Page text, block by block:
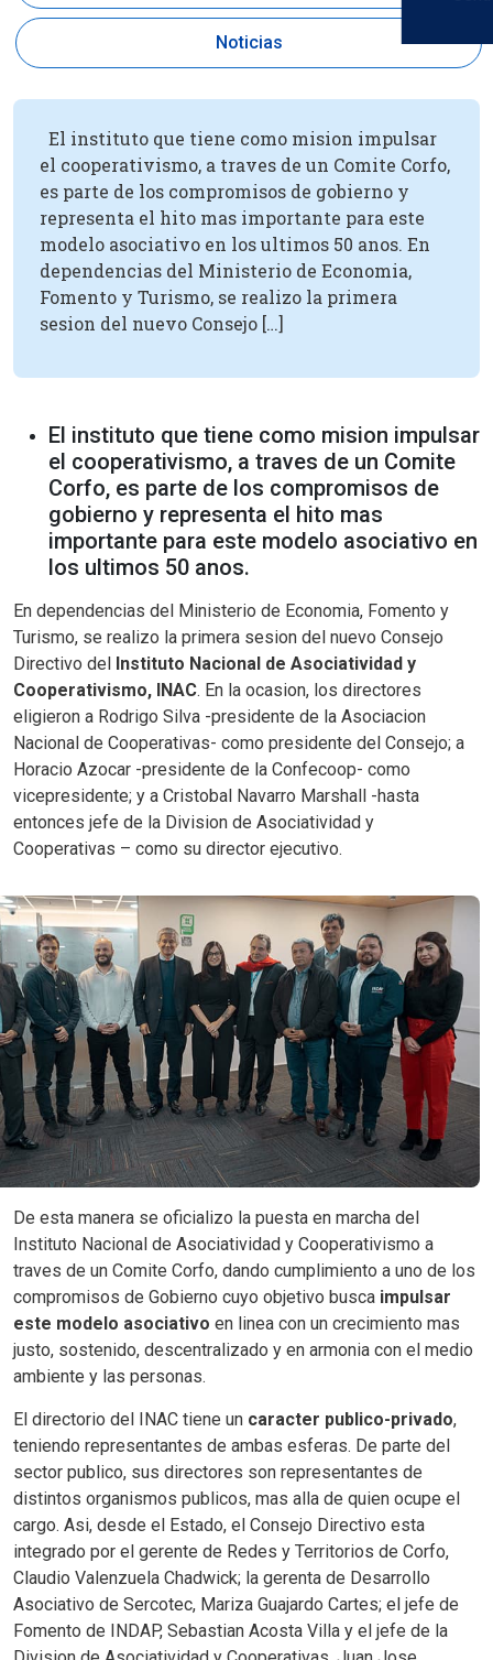
Noticias
El instituto que tiene como mision impulsar
el cooperativismo, a traves de un Comite Corfo,
es parte de los compromisos de gobierno y
representa el hito mas importante para este
modelo asociativo en los ultimos 50 anos. En
dependencias del Ministerio de Economia,
Fomento y Turismo, se realizo la primera
sesion del nuevo Consejo […]
El instituto que tiene como mision impulsar
el cooperativismo, a traves de un Comite
Corfo, es parte de los compromisos de
gobierno y representa el hito mas
importante para este modelo asociativo en
los ultimos 50 anos.
En dependencias del Ministerio de Economia, Fomento y
Turismo, se realizo la primera sesion del nuevo Consejo
Directivo del Instituto Nacional de Asociatividad y
Cooperativismo, INAC. En la ocasion, los directores
eligieron a Rodrigo Silva -presidente de la Asociacion
Nacional de Cooperativas- como presidente del Consejo; a
Horacio Azocar -presidente de la Confecoop- como
vicepresidente; y a Cristobal Navarro Marshall -hasta
entonces jefe de la Division de Asociatividad y
Cooperativas – como su director ejecutivo.
De esta manera se oficializo la puesta en marcha del
Instituto Nacional de Asociatividad y Cooperativismo a
traves de un Comite Corfo, dando cumplimiento a uno de los
compromisos de Gobierno cuyo objetivo busca impulsar
este modelo asociativo en linea con un crecimiento mas
justo, sostenido, descentralizado y en armonia con el medio
ambiente y las personas.
El directorio del INAC tiene un caracter publico-privado,
teniendo representantes de ambas esferas. De parte del
sector publico, sus directores son representantes de
distintos organismos publicos, mas alla de quien ocupe el
cargo. Asi, desde el Estado, el Consejo Directivo esta
integrado por el gerente de Redes y Territorios de Corfo,
Claudio Valenzuela Chadwick; la gerenta de Desarrollo
Asociativo de Sercotec, Mariza Guajardo Cartes; el jefe de
Fomento de INDAP, Sebastian Acosta Villa y el jefe de la